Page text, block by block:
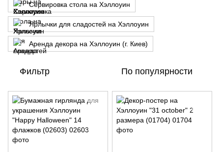
Сервировка стола на Хэллоуин
Ярлычки для сладостей на Хэллоуин
Аренда декора на Хэллоуин (г. Киев)
Фильтр По популярности